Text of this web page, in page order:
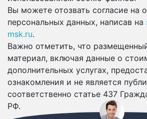
Вы можете отозвать согласие на
персональных данных, написав на
msk.ru.
Важно отметить, что
материал, включая данные о
дополнительных услугах,
ознакомления и не является
соответственно статье 437
РФ.